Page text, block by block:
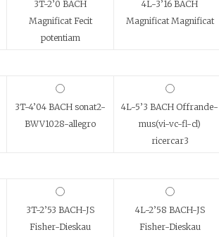
3T-2’0 BACH
Magnificat Fecit
potentiam
4L-3’16 BACH
Magnificat Magnificat
3T-4’04 BACH sonat2-
BWV1028-allegro
4L-5’3 BACH Offrande-
mus(vi-vc-fl-cl)
ricercar3
3T-2’53 BACH-JS
Fisher-Dieskau
4L-2’58 BACH-JS
Fisher-Dieskau